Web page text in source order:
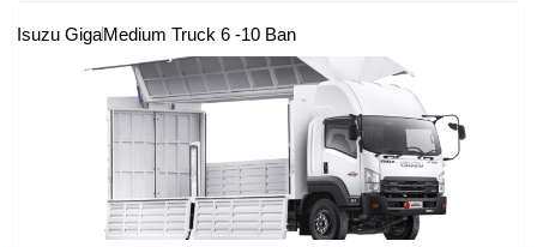
Isuzu GigaMedium Truck 6 -10 Ban